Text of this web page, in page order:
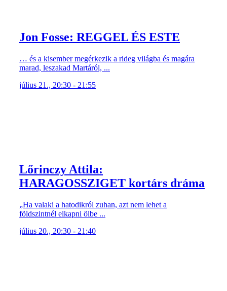
Jon Fosse: REGGEL ÉS ESTE
… és a kisember megérkezik a rideg világba és magára
marad, leszakad Martáról, ...
július 21., 20:30 - 21:55
Lőrinczy Attila:
HARAGOSSZIGET kortárs dráma
„Ha valaki a hatodikról zuhan, azt nem lehet a
földszintnél elkapni ölbe ...
július 20., 20:30 - 21:40